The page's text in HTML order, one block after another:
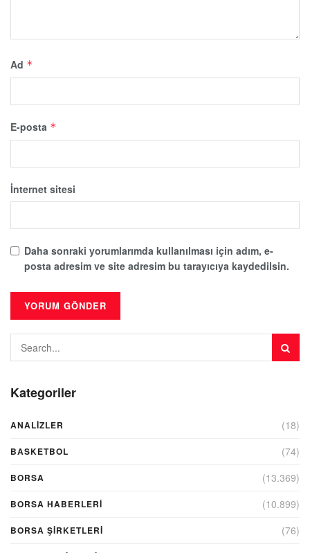
Ad *
E-posta *
İnternet sitesi
Daha sonraki yorumlarımda kullanılması için adım, e-
posta adresim ve site adresim bu tarayıcıya kaydedilsin.
Kategoriler
ANALIZLER (18)
BASKETBOL (74)
BORSA (13.369)
BORSA HABERLERI (10.899)
BORSA ŞIRKETLERI (76)